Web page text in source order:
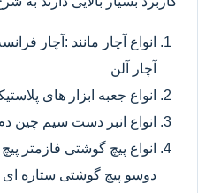
انواع آچار مانند :آچار
آچار آلن
انواع جعبه ابزار های
انواع انبر دست سیم چین
انواع پیچ گوشتی فازمتر
دوسو پیچ گوشتی ستاره